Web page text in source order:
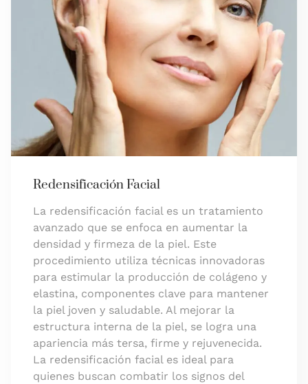
Redensificación Facial
La redensificación facial es un tratamiento
avanzado que se enfoca en aumentar la
densidad y firmeza de la piel. Este
procedimiento utiliza técnicas innovadoras
para estimular la producción de colágeno y
elastina, componentes clave para mantener
la piel joven y saludable. Al mejorar la
estructura interna de la piel, se logra una
apariencia más tersa, firme y rejuvenecida.
La redensificación facial es ideal para
quienes buscan combatir los signos del